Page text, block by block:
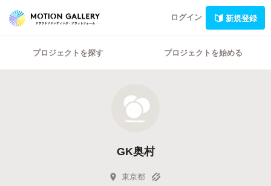
ログイン 新規登録
プロジェクトを探す プロジェクトを始める
GK奥村
東京都